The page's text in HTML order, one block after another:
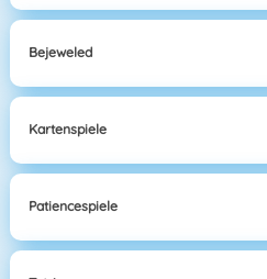
Bejeweled
Kartenspiele
Patiencespiele